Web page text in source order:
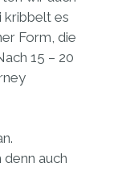
kribbelt es
Form, die
15 – 20
auch